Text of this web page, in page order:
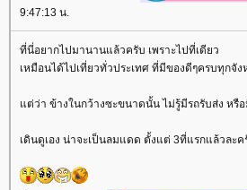
9:47:13 น.
ที่นี่อยากไปมานานแล้วครับ เพราะไปที่เดียว
เหมือนได้ไปเที่ยวทั่วประเทศ ที่มีของดีๆครบทุกจั
ต่ว่า ข้างในกว้างซะขนาดนั้น ไม่รู้มีรถรับส่ง หรื
เดินดูเอง น่าจะเป็นลมแดด ตั้งแต่ 3ที่แรกแล้วละค